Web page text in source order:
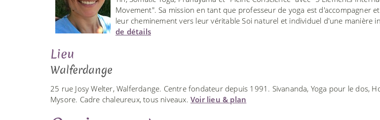
Movement". Sa mission en tant que professeur de yoga est d'accompagner
leur cheminement vers leur véritable Soi naturel et individuel d'une manière
de détails
Lieu
Walferdange
25 rue Josy Welter, Walferdange. Centre fondateur depuis 1991. Sivananda, Yoga pour le dos,
Mysore. Cadre chaleureux, tous niveaux. Voir lieu & plan